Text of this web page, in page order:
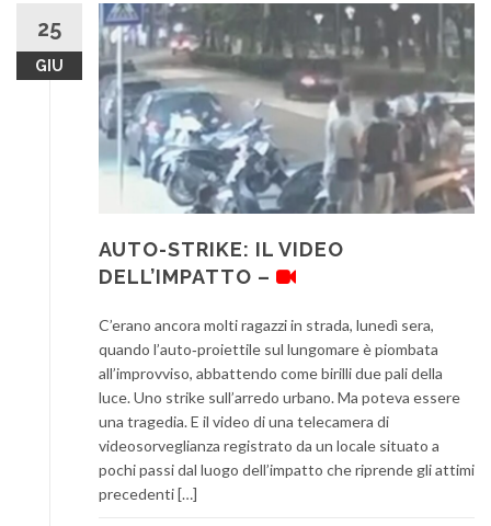
25
GIU
AUTO-STRIKE: IL VIDEO
DELL’IMPATTO –
C’erano ancora molti ragazzi in strada, lunedì sera,
quando l’auto‑proiettile sul lungomare è piombata
all’improvviso, abbattendo come birilli due pali della
luce. Uno strike sull’arredo urbano. Ma poteva essere
una tragedia. E il video di una telecamera di
videosorveglianza registrato da un locale situato a
pochi passi dal luogo dell’impatto che riprende gli attimi
precedenti […]